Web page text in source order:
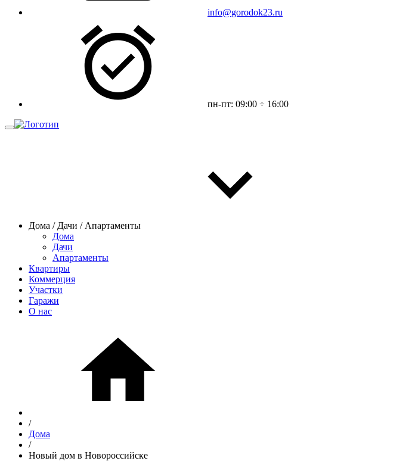
info@gorodok23.ru
пн-пт: 09:00 ÷ 16:00
Дома / Дачи / Апартаменты
Дома
Дачи
Апартаменты
Квартиры
Коммерция
Участки
Гаражи
О нас
/
Дома
/
Новый дом в Новороссийске